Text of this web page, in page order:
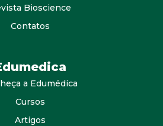
Bioscience
Contatos
a Edumédica
Cursos
Artigos